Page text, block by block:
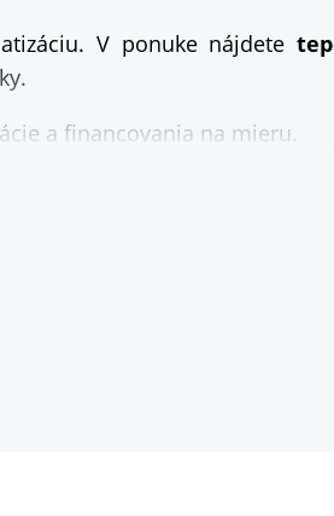
V ponuke nájdete
a financovania na mieru.